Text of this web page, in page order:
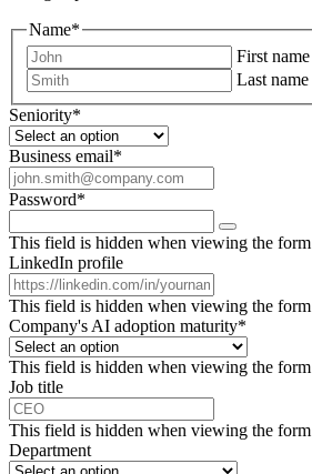
Name*
First name
Last name
Seniority*
Business email*
Password*
This field is hidden when viewing the form
LinkedIn profile
This field is hidden when viewing the form
Company's AI adoption maturity*
This field is hidden when viewing the form
Job title
This field is hidden when viewing the form
Department